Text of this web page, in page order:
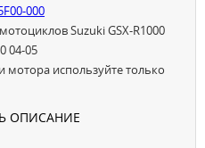
000
Suzuki GSX-R1000
04-05
используйте только
ОПИСАНИЕ